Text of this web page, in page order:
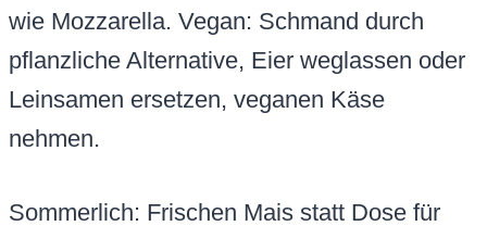
wie Mozzarella. Vegan: Schmand durch
pflanzliche Alternative, Eier weglassen oder
Leinsamen ersetzen, veganen Käse
nehmen.
Sommerlich: Frischen Mais statt Dose für